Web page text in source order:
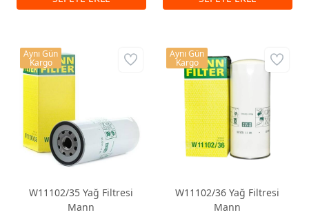
W11102/35 Yağ Filtresi
Mann
Aynı Gün
Kargo
W11102/36 Yağ Filtresi
Mann
Aynı Gün
Kargo